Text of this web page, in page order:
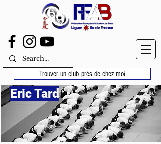
Trouver un club près de chez moi
Eric Tard